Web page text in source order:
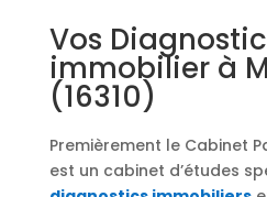
Vos
immobilier à
(16310)
Premièrement le Cabinet
est un cabinet d’études